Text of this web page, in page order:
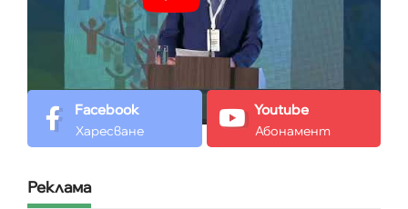
Facebook
Харесване
Youtube
Абонамент
Реклама